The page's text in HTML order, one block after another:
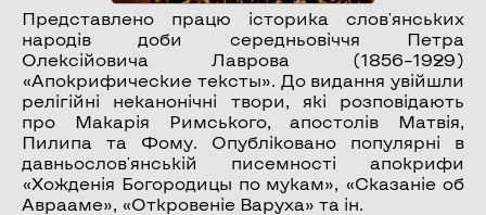
Представлено працю історика слов'янських
народів доби середньовіччя Петра
Олексійовича Лаврова (1856–1929)
«Апокрифические тексты». До видання увійшли
релігійні неканонічні твори, які розповідають
про Макарія Римського, апостолів Матвія,
Пилипа та Фому. Опубліковано популярні в
давньослов'янській писемності апокрифи
«Хожденія Богородицы по мукам», «Сказаніе об
Аврааме», «Откровеніе Варуха» та ін.